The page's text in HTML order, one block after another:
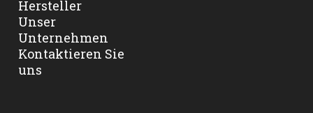
Hersteller
Unser
Unternehmen
Kontaktieren Sie
uns